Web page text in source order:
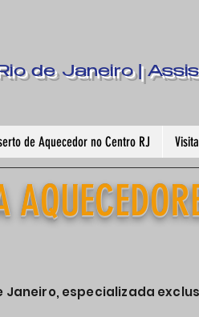
de Janeiro |
de Aquecedor no Centro RJ
Janeiro, especializada